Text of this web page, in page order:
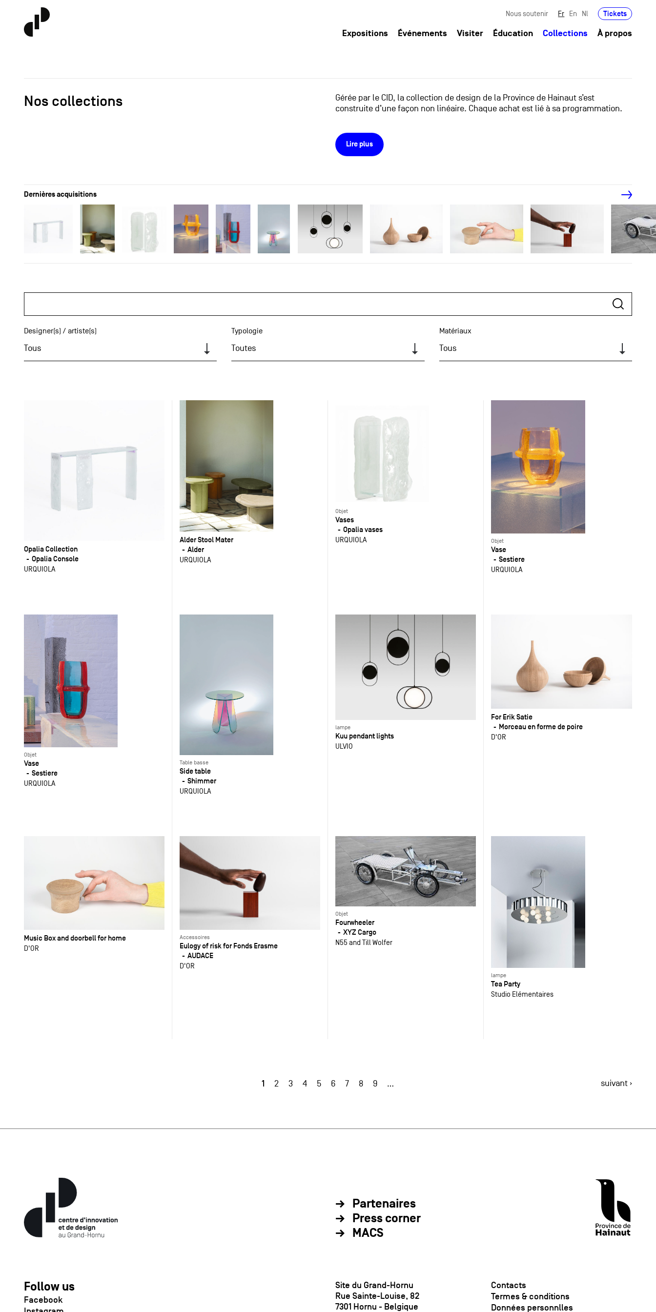
Nous soutenir Fr En Nl Tickets
Expositions Événements Visiter Éducation Collections À propos
Nos collections
Gérée par le CID, la collection de design de la Province de Hainaut s’est
construite d’une façon non linéaire. Chaque achat est lié à sa programmation.
Lire plus
Dernières acquisitions
Designer(s) / artiste(s)
Tous
Typologie
Toutes
Matériaux
Tous
Opalia Collection
Opalia Console
URQUIOLA
Alder Stool Mater
Alder
URQUIOLA
Objet
Vases
Opalia vases
URQUIOLA Objet
Vase
Sestiere
URQUIOLA
Objet
Vase
Sestiere
URQUIOLA
Table basse
Side table
Shimmer
URQUIOLA
lampe
Kuu pendant lights
ULVIO
For Erik Satie
Morceau en forme de poire
D'OR
Music Box and doorbell for home
D'OR
Accessoires
Eulogy of risk for Fonds Erasme
AUDACE
D'OR
Objet
Fourwheeler
XYZ Cargo
N55 and Till Wolfer
lampe
Tea Party
Studio Elémentaires
1 2 3 4 5 6 7 8 9 … suivant ›
Partenaires
Press corner
MACS
Follow us
Facebook
Site du Grand-Hornu
Rue Sainte-Louise, 82
7301 Hornu - Belgique
Contacts
Termes & conditions
Données personnlles